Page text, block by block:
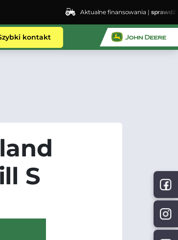
lswis6155/agro-siec.pl-
Aktualne finansowania |sprawdź
kontakt
S